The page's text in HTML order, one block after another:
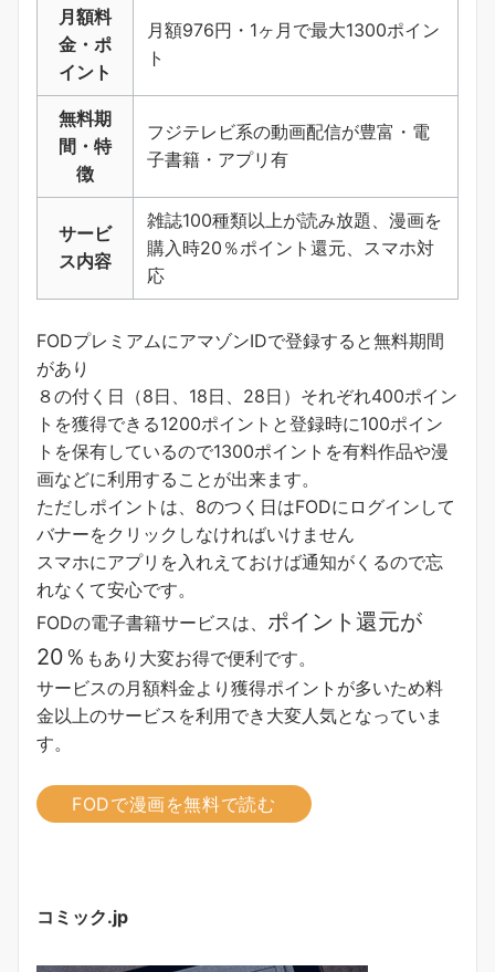
月額料
金・ポ
イント
月額976円・1ヶ月で最大1300ポイン
ト
無料期
間・特
徴
フジテレビ系の動画配信が豊富・電
子書籍・アプリ有
サービ
ス内容
雑誌100種類以上が読み放題、漫画を
購入時20％ポイント還元、スマホ対
応
FODプレミアムにアマゾンIDで登録すると無料期間
があり
８の付く日（8日、18日、28日）それぞれ400ポイン
トを獲得できる1200ポイントと登録時に100ポイン
トを保有しているので1300ポイントを有料作品や漫
画などに利用することが出来ます。
ただしポイントは、8のつく日はFODにログインして
バナーをクリックしなければいけません
スマホにアプリを入れえておけば通知がくるので忘
れなくて安心です。
FODの電子書籍サービスは、 ポイント還元が
20％ もあり大変お得で便利です。
サービスの月額料金より獲得ポイントが多いため料
金以上のサービスを利用でき大変人気となっていま
す。
FODで漫画を無料で読む
コミック.jp